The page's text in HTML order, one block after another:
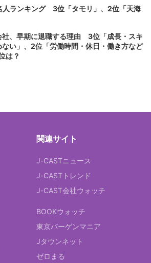
人ランキング 3位「タモリ」、2位「天海
社、早期に退職する理由 3位「成長・スキ
い」、2位「労働時間・休日・働き方など
は？
関連サイト
J-CASTニュース
J-CASTトレンド
J-CAST会社ウォッチ
BOOKウォッチ
東京バーゲンマニア
Jタウンネット
ゼロまる